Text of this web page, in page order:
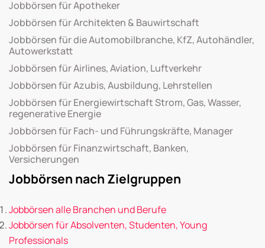
Jobbörsen für Apotheker
Jobbörsen für Architekten & Bauwirtschaft
Jobbörsen für die Automobilbranche, KfZ, Autohändler,
Autowerkstatt
Jobbörsen für Airlines, Aviation, Luftverkehr
Jobbörsen für Azubis, Ausbildung, Lehrstellen
Jobbörsen für Energiewirtschaft Strom, Gas, Wasser,
regenerative Energie
Jobbörsen für Fach- und Führungskräfte, Manager
Jobbörsen für Finanzwirtschaft, Banken,
Versicherungen
Jobbörsen nach Zielgruppen
Jobbörsen alle Branchen und Berufe
Jobbörsen für Absolventen, Studenten, Young
Professionals